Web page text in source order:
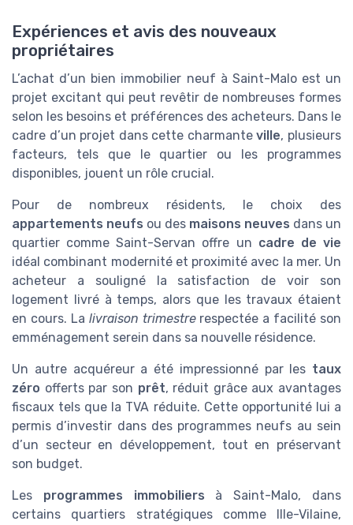
Expériences et avis des nouveaux
propriétaires
L’achat d’un bien immobilier neuf à Saint-Malo est un
projet excitant qui peut revêtir de nombreuses formes
selon les besoins et préférences des acheteurs. Dans le
cadre d’un projet dans cette charmanteville, plusieurs
facteurs, tels que le quartier ou les programmes
disponibles, jouent un rôle crucial.
Pour de nombreux résidents, le choix des
appartements neufs ou des maisons neuves dans un
quartier comme Saint-Servan offre un cadre de vie
idéal combinant modernité et proximité avec la mer. Un
acheteur a souligné la satisfaction de voir son
logement livré à temps, alors que les travaux étaient
en cours. La livraison trimestrerespectée a facilité son
emménagement serein dans sa nouvelle résidence.
Un autre acquéreur a été impressionné par les taux
zéro offerts par son prêt, réduit grâce aux avantages
fiscaux tels que la TVA réduite. Cette opportunité lui a
permis d’investir dans des programmes neufs au sein
d’un secteur en développement, tout en préservant
son budget.
Les programmes immobiliers à Saint-Malo, dans
certains quartiers stratégiques comme Ille-Vilaine,